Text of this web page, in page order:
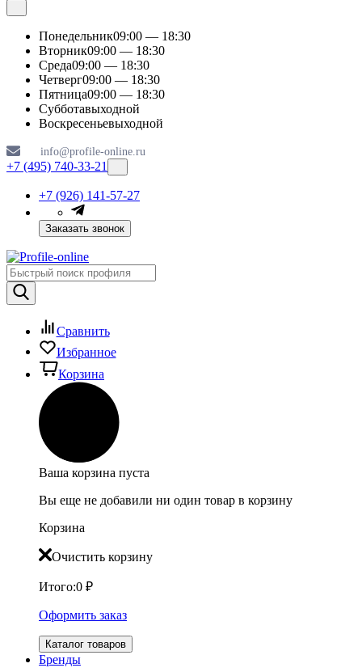
Понедельник09:00 — 18:30
Вторник09:00 — 18:30
Среда09:00 — 18:30
Четверг09:00 — 18:30
Пятница09:00 — 18:30
Субботавыходной
Воскресеньевыходной
info@profile-online.ru
+7 (495) 740-33-21
+7 (926) 141-57-27
Заказать звонок
Сравнить
Избранное
Корзина
Ваша корзина пуста
Вы еще не добавили ни один товар в корзину
Корзина
Очистить корзину
Итого:0 ₽
Оформить заказ
Каталог товаров
Бренды